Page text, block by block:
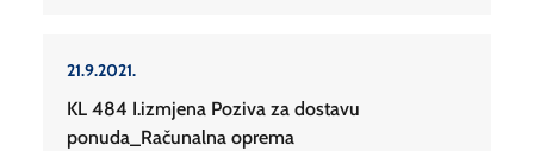
21.9.2021.
KL 484 I.izmjena Poziva za dostavu
ponuda_Računalna oprema